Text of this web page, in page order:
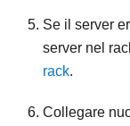
Se il server
server nel
rack.
Collegare